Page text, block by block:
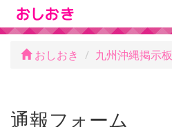
おしおき 九州沖縄掲示板
通報フォーム